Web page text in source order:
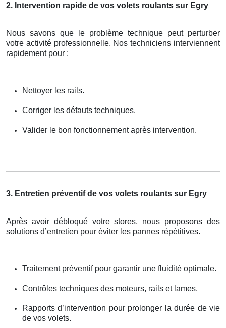
2. Intervention rapide de vos volets roulants sur Egry
Nous savons que le problème technique peut perturber
votre activité professionnelle. Nos techniciens interviennent
rapidement pour :
Nettoyer les rails.
Corriger les défauts techniques.
Valider le bon fonctionnement après intervention.
3. Entretien préventif de vos volets roulants sur Egry
Après avoir débloqué votre stores, nous proposons des
solutions d’entretien pour éviter les pannes répétitives.
Traitement préventif pour garantir une fluidité optimale.
Contrôles techniques des moteurs, rails et lames.
Rapports d’intervention pour prolonger la durée de vie
de vos volets.